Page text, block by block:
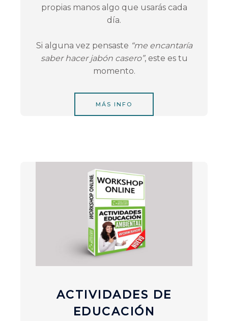
propias manos algo que usarás cada
día.
Si alguna vez pensaste “me encantaría
saber hacer jabón casero”, este es tu
momento.
MÁS INFO
ACTIVIDADES DE
EDUCACIÓN